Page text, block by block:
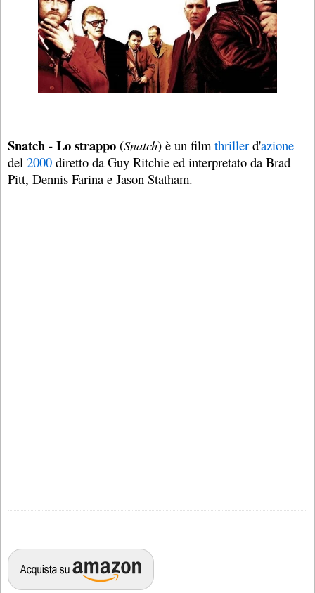
Snatch - Lo strappo (Snatch) è un film thriller d'azione
del 2000 diretto da Guy Ritchie ed interpretato da Brad
Pitt, Dennis Farina e Jason Statham.